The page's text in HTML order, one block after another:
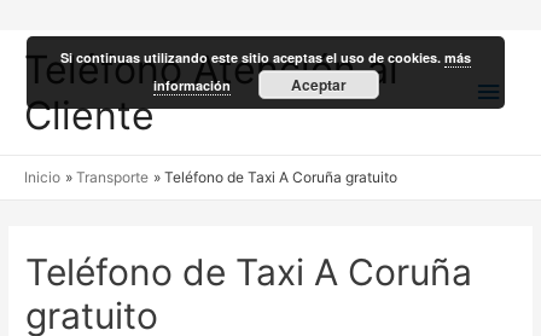
Teléfono Atención al
Cliente
Inicio Transporte Teléfono de Taxi A Coruña gratuito
Teléfono de Taxi A Coruña
gratuito
Si continuas utilizando este sitio aceptas el uso de cookies.más
información
Aceptar